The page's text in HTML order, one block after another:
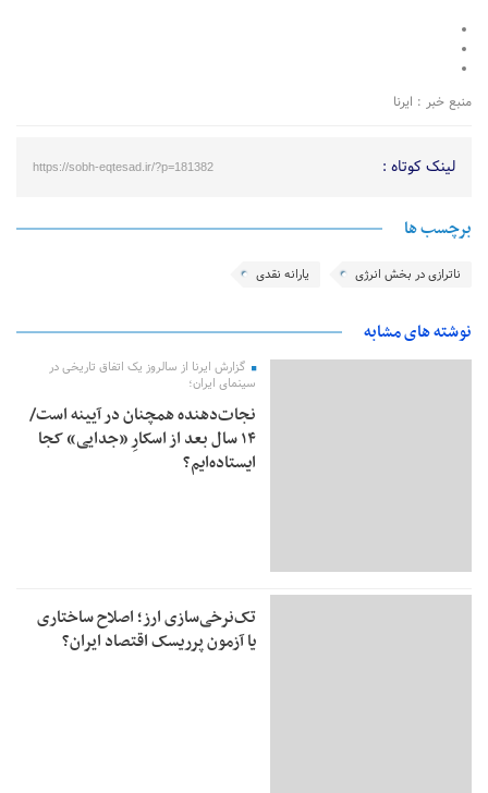
منبع خبر : ایرنا
لینک کوتاه : https://sobh-eqtesad.ir/?p=181382
برچسب ها
ناترازی در بخش انرژی یارانه نقدی
نوشته های مشابه
گزارش ایرنا از سالروز یک اتفاق تاریخی در
سینمای ایران؛
نجات‌دهنده‌ همچنان در آیینه است/
۱۴ سال بعد از اسکارِ «جدایی» کجا
ایستاده‌ایم؟
تک‌نرخی‌سازی ارز؛ اصلاح ساختاری
یا آزمون پرریسک اقتصاد ایران؟